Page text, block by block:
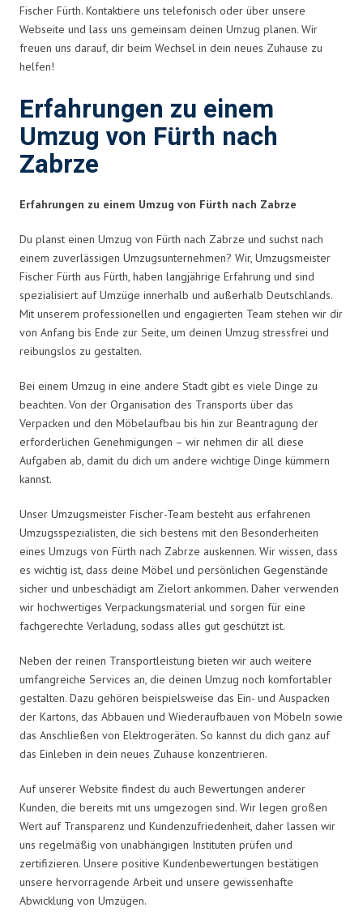
Fischer Fürth. Kontaktiere uns telefonisch oder über unsere
Webseite und lass uns gemeinsam deinen Umzug planen. Wir
freuen uns darauf, dir beim Wechsel in dein neues Zuhause zu
helfen!
Erfahrungen zu einem
Umzug von Fürth nach
Zabrze
Erfahrungen zu einem Umzug von Fürth nach Zabrze
Du planst einen Umzug von Fürth nach Zabrze und suchst nach
einem zuverlässigen Umzugsunternehmen? Wir, Umzugsmeister
Fischer Fürth aus Fürth, haben langjährige Erfahrung und sind
spezialisiert auf Umzüge innerhalb und außerhalb Deutschlands.
Mit unserem professionellen und engagierten Team stehen wir dir
von Anfang bis Ende zur Seite, um deinen Umzug stressfrei und
reibungslos zu gestalten.
Bei einem Umzug in eine andere Stadt gibt es viele Dinge zu
beachten. Von der Organisation des Transports über das
Verpacken und den Möbelaufbau bis hin zur Beantragung der
erforderlichen Genehmigungen – wir nehmen dir all diese
Aufgaben ab, damit du dich um andere wichtige Dinge kümmern
kannst.
Unser Umzugsmeister Fischer-Team besteht aus erfahrenen
Umzugsspezialisten, die sich bestens mit den Besonderheiten
eines Umzugs von Fürth nach Zabrze auskennen. Wir wissen, dass
es wichtig ist, dass deine Möbel und persönlichen Gegenstände
sicher und unbeschädigt am Zielort ankommen. Daher verwenden
wir hochwertiges Verpackungsmaterial und sorgen für eine
fachgerechte Verladung, sodass alles gut geschützt ist.
Neben der reinen Transportleistung bieten wir auch weitere
umfangreiche Services an, die deinen Umzug noch komfortabler
gestalten. Dazu gehören beispielsweise das Ein- und Auspacken
der Kartons, das Abbauen und Wiederaufbauen von Möbeln sowie
das Anschließen von Elektrogeräten. So kannst du dich ganz auf
das Einleben in dein neues Zuhause konzentrieren.
Auf unserer Website findest du auch Bewertungen anderer
Kunden, die bereits mit uns umgezogen sind. Wir legen großen
Wert auf Transparenz und Kundenzufriedenheit, daher lassen wir
uns regelmäßig von unabhängigen Instituten prüfen und
zertifizieren. Unsere positive Kundenbewertungen bestätigen
unsere hervorragende Arbeit und unsere gewissenhafte
Abwicklung von Umzügen.